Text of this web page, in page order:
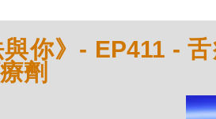
與你》- EP411 -
劑